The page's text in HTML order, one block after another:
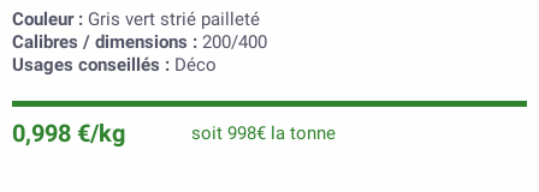
Couleur : Gris vert strié pailleté
Calibres / dimensions : 200/400
Usages conseillés : Déco
0,998 €/kg soit 998€ la tonne